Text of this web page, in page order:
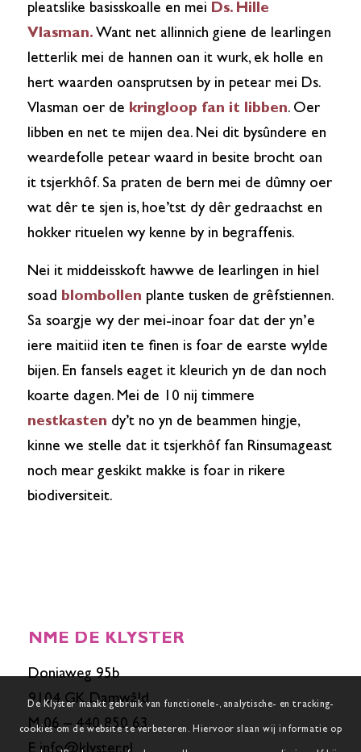
pleatslike basisskoalle en mei Ds. Hille
Vlasman. Want net allinnich giene de learlingen
letterlik mei de hannen oan it wurk, ek holle en
hert waarden oansprutsen by in petear mei Ds.
Vlasman oer de kringloop fan it libben. Oer
libben en net te mijen dea. Nei dit bysûndere en
weardefolle petear waard in besite brocht oan
it tsjerkhôf. Sa praten de bern mei de dûmny oer
wat dêr te sjen is, hoe’tst dy dêr gedraachst en
hokker rituelen wy kenne by in begraffenis.
Nei it middeisskoft hawwe de learlingen in hiel
soad blombollen plante tusken de grêfstiennen.
Sa soargje wy der mei-inoar foar dat der yn’e
iere maitiid iten te finen is foar de earste wylde
bijen. En fansels eaget it kleurich yn de dan noch
koarte dagen. Mei de 10 nij timmere
nestkasten dy’t no yn de beammen hingje,
kinne we stelle dat it tsjerkhôf fan Rinsumageast
noch mear geskikt makke is foar in rikere
biodiversiteit.
NME DE KLYSTER
Doniaweg 95b
9104 GK Damwâld
M 06 – 440 850 63
De Klyster maakt gebruik van functionele-, analytische- en tracking-
cookies om de website te verbeteren. Hiervoor slaan wij informatie op